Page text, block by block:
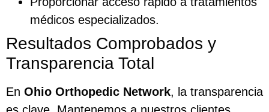
médicos especializados.
Resultados Comprobados y
Transparencia Total
En Ohio Orthopedic Network, la transparencia